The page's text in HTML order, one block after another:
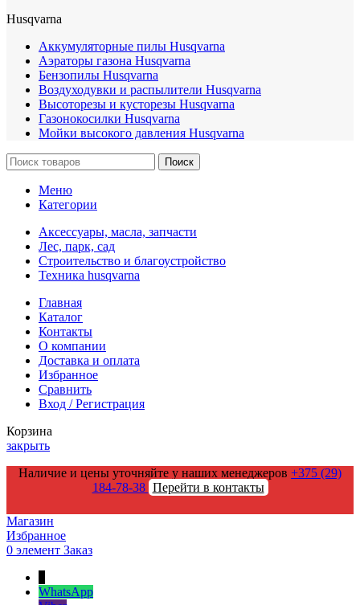
Husqvarna
Аккумуляторные пилы Husqvarna
Аэраторы газона Husqvarna
Бензопилы Husqvarna
Воздуходувки и распылители Husqvarna
Высоторезы и кусторезы Husqvarna
Газонокосилки Husqvarna
Мойки высокого давления Husqvarna
Поиск
Меню
Категории
Аксессуары, масла, запчасти
Лес, парк, сад
Строительство и благоустройство
Техника husqvarna
Главная
Каталог
Контакты
О компании
Доставка и оплата
Избранное
Сравнить
Вход / Регистрация
Корзина
закрыть
Наличие и цены уточняйте у наших менеджеров +375 (29)
184-78-38 Перейти в контакты
Магазин
Избранное
0 элемент Заказ
WhatsApp